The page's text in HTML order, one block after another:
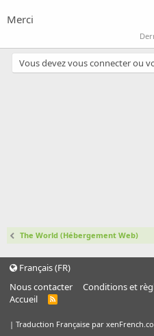
i
Merci
Vous devez vous connecter ou
The World (Hébergement Web)
Français (FR)
Nous contacter
Conditions et
Accueil
R
| Traduction Française par